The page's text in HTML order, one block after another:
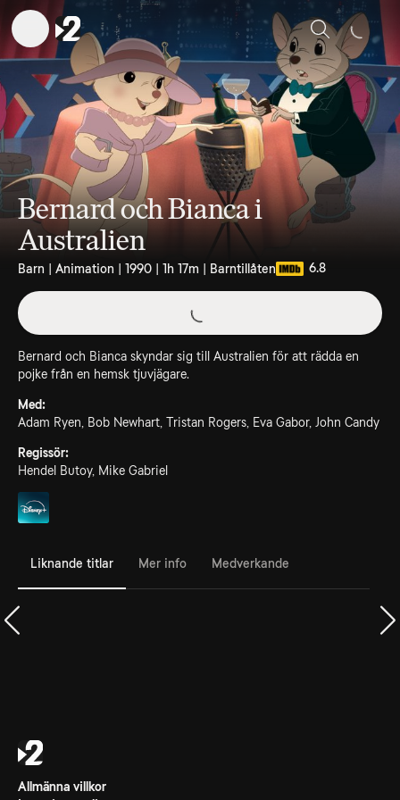
Sök
Bernard och Bianca i
Australien
Barn | Animation | 1990 | 1h 17m | Barntillåten 6.8
Bernard och Bianca skyndar sig till Australien för att rädda en
pojke från en hemsk tjuvjägare.
Med:
Adam Ryen, Bob Newhart, Tristan Rogers, Eva Gabor, John Candy
Regissör:
Hendel Butoy, Mike Gabriel
Liknande titlar Mer info Medverkande
Allmänna villkor